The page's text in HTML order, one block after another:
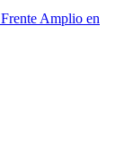
Frente Amplio en